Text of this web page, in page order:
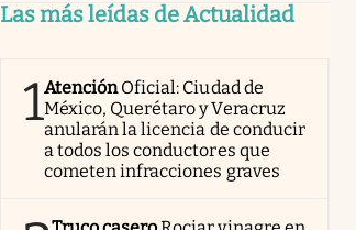
Las más leídas de Actualidad
1AtenciónOficial: Ciudad de
México, Querétaro y Veracruz
anularán la licencia de conducir
a todos los conductores que
cometen infracciones graves